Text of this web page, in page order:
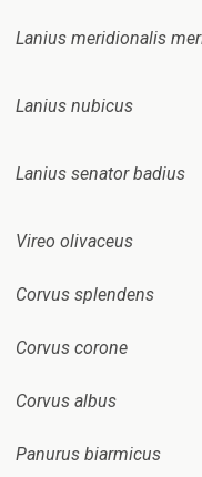
Lanius meridionalis
Lanius nubicus
Lanius senator badius
Vireo olivaceus
Corvus splendens
Corvus corone
Corvus albus
Panurus biarmicus